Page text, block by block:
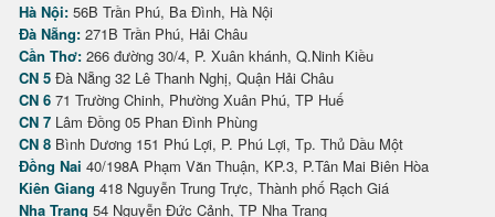
Hà Nội: 56B Trần Phú, Ba Đình, Hà Nội
Đà Nẵng: 271B Trần Phú, Hải Châu
Cần Thơ: 266 đường 30/4, P. Xuân khánh, Q.Ninh Kiều
CN 5 Đà Nẵng 32 Lê Thanh Nghị, Quận Hải Châu
CN 6 71 Trường Chinh, Phường Xuân Phú, TP Huế
CN 7 Lâm Đồng 05 Phan Đình Phùng
CN 8 Bình Dương 151 Phú Lợi, P. Phú Lợi, Tp. Thủ Dầu Một
Đồng Nai 40/198A Phạm Văn Thuận, KP.3, P.Tân Mai Biên Hòa
Kiên Giang 418 Nguyễn Trung Trực, Thành phố Rạch Giá
Nha Trang 54 Nguyễn Đức Cảnh, TP Nha Trang